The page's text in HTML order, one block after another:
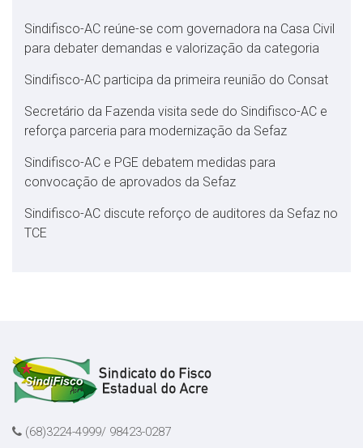
Sindifisco-AC reúne-se com governadora na Casa Civil
para debater demandas e valorização da categoria
Sindifisco-AC participa da primeira reunião do Consat
Secretário da Fazenda visita sede do Sindifisco-AC e
reforça parceria para modernização da Sefaz
Sindifisco-AC e PGE debatem medidas para
convocação de aprovados da Sefaz
Sindifisco-AC discute reforço de auditores da Sefaz no
TCE
(68)3224-4999/ 98423-0287